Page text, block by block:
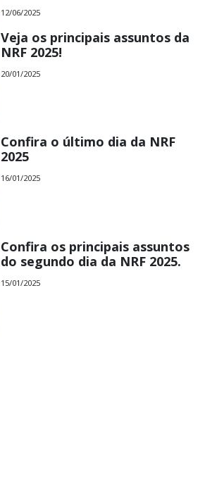
12/06/2025
Veja os principais assuntos da
NRF 2025!
20/01/2025
Confira o último dia da NRF
2025
16/01/2025
Confira os principais assuntos
do segundo dia da NRF 2025.
15/01/2025